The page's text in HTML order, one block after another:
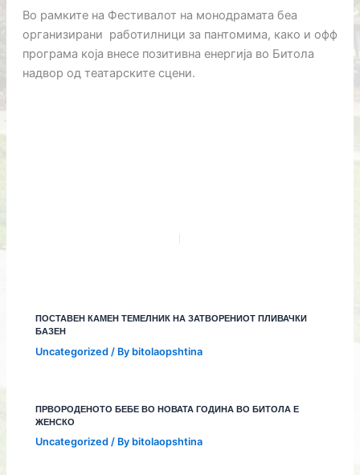
Во рамките на Фестивалот на монодрамата беа
организирани работилници за пантомима, како и офф
програма која внесе позитивна енергија во Битола
надвор од театарските сцени.
ПОСТАВЕН КАМЕН ТЕМЕЛНИК НА ЗАТВОРЕНИОТ ПЛИВАЧКИ
БАЗЕН
Uncategorized / By bitolaopshtina
ПРВОРОДЕНОТО БЕБЕ ВО НОВАТА ГОДИНА ВО БИТОЛА Е
ЖЕНСКО
Uncategorized / By bitolaopshtina